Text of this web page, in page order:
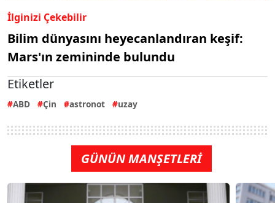
İlginizi Çekebilir
Bilim dünyasını heyecanlandıran keşif:
Mars'ın zemininde bulundu
Etiketler
ABD Çin astronot uzay
GÜNÜN MANŞETLERİ